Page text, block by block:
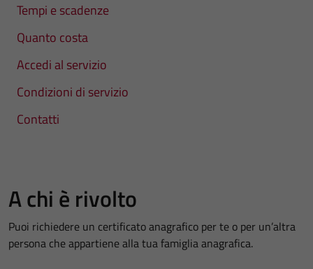
Tempi e scadenze
Quanto costa
Accedi al servizio
Condizioni di servizio
Contatti
A chi è rivolto
Puoi richiedere un certificato anagrafico per te o per un’altra
persona che appartiene alla tua famiglia anagrafica.